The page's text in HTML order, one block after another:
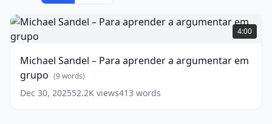
Michael
Sandel
–
aprender
a
argumentar
em
4:00
Michael Sandel – Para aprender a argumentar em
grupo (9words)
Dec 30, 202552.2K views413 words